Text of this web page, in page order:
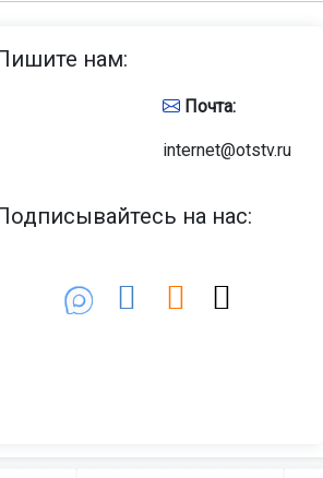
нам:
Почта:
internet@otstv.ru
на нас: